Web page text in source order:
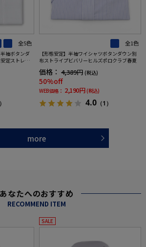
全5色
袖ボタンダ
定ストレッ
全1色
【形態安定】半袖ワイシャツボタンダウン別
布ストライプビバリーヒルズポロクラブ春夏
価格： 4,389円 (税込)
50%off
WEB価格： 2,190円 (税込)
4.0 （1）
more
あなたへのおすすめ
RECOMMEND ITEM
SALE